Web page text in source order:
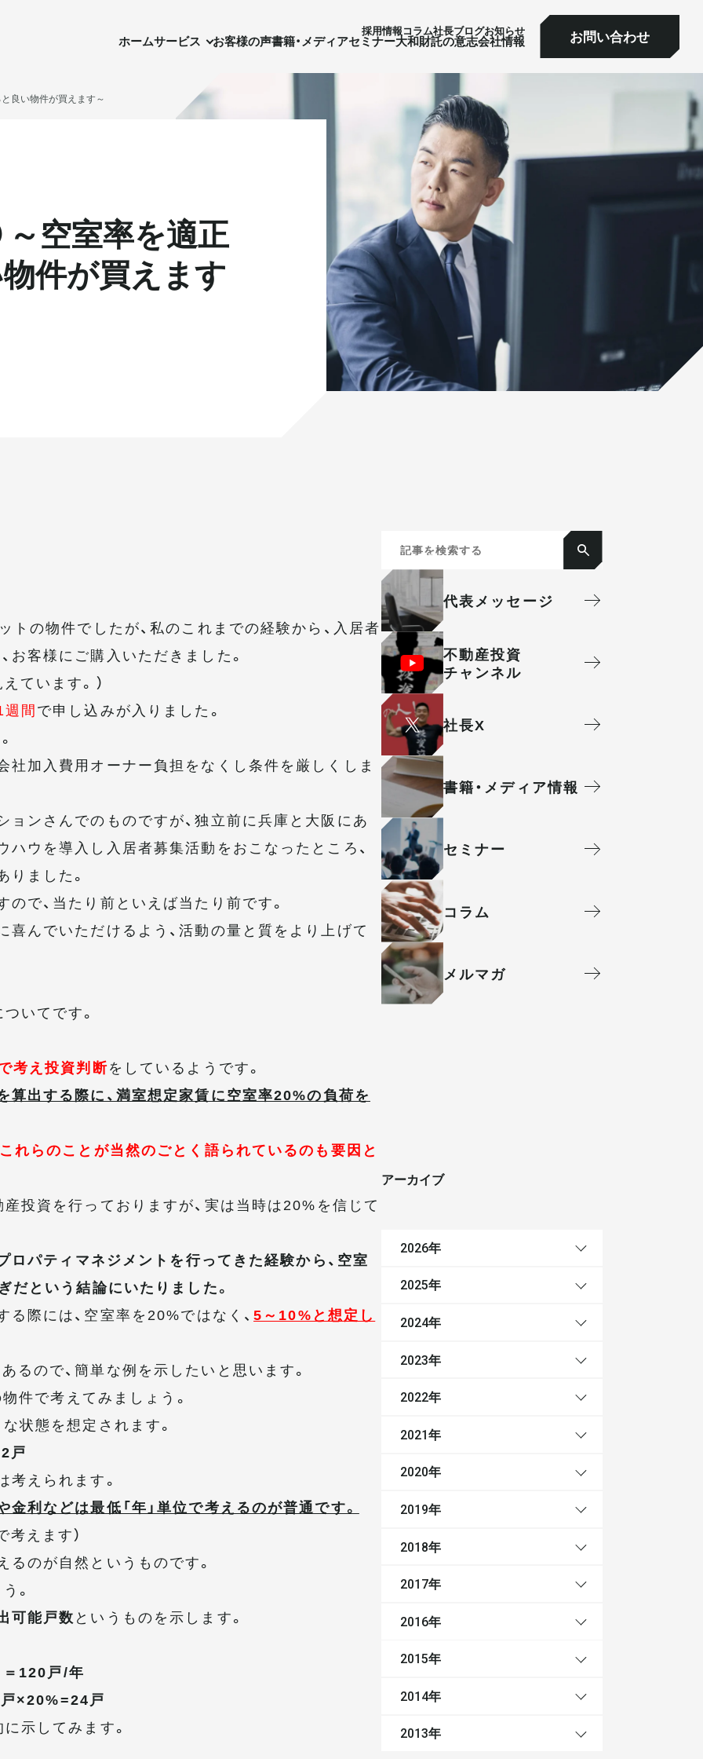
採⽤情報コラム社⻑ブログお知らせ
ホームサービス お客様の声書籍・メディアセミナー大和財託の意志会社情報 お問い合わせ
サービス一覧へ
実需用戸建・マンション
ホテル事業
サービス一覧へ
実需用戸建・マンション
ホテル事業
ホーム サービス お客様の声書籍・メディアセミナー大和財託の意志会社情報 お問い合わせ
良い物件が買えます～
空室率を適正
件が買えます
トの物件でしたが、私のこれまでの経験から、入居者
お客様にご購入いただきました。
ています。）
間で申し込みが入りました。
社加入費用オーナー負担をなくし条件を厳しくしま
ョンさんでのものですが、独立前に兵庫と大阪にあ
ハウを導入し入居者募集活動をおこなったところ、
ました。
で、当たり前といえば当たり前です。
んでいただけるよう、活動の量と質をより上げて
いてです。
考え投資判断をしているようです。
算出する際に、満室想定家賃に空室率20%の負荷を
れらのことが当然のごとく語られているのも要因と
投資を行っておりますが、実は当時は20%を信じて
ロパティマネジメントを行ってきた経験から、空室
だという結論にいたりました。
際には、空室率を20%ではなく、5～10%と想定し
ので、簡単な例を示したいと思います。
件で考えてみましょう。
状態を想定されます。
戸
考えられます。
利などは最低「年」単位で考えるのが普通です。
えます）
のが自然というものです。
。
可能戸数というものを示します。
120戸/年
×20%=24戸
示してみます。
代表メッセージ
不動産投資
チャンネル
社⻑X
書籍・メディア情報
セミナー
コラム
メルマガ
アーカイブ
2026年
2025年
2024年
2023年
2022年
2021年
2020年
2019年
2018年
2017年
2016年
2015年
2014年
2013年